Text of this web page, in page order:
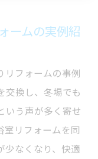
ームの実例紹
リフォームの事例
交換し、冬場でも
いう声が多く寄せ
室リフォームを同
少なくなり、快適